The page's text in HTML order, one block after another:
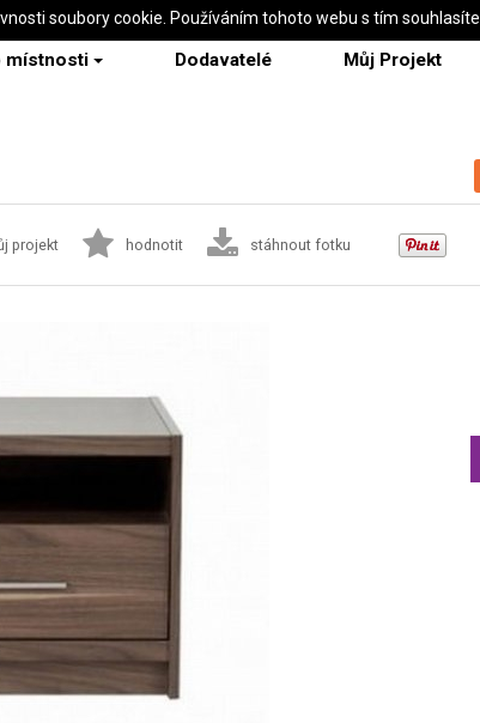
místnosti Dodavatelé Můj Projekt
projekt hodnotit stáhnout fotku
soubory cookie. Používáním tohoto webu s tím souhlasíte.